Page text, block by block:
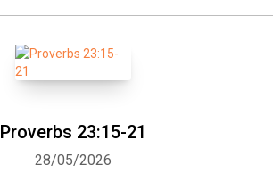
Proverbs 23:15-21
28/05/2026